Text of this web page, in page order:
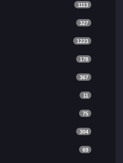
1113
327
1223
178
367
11
75
304
69